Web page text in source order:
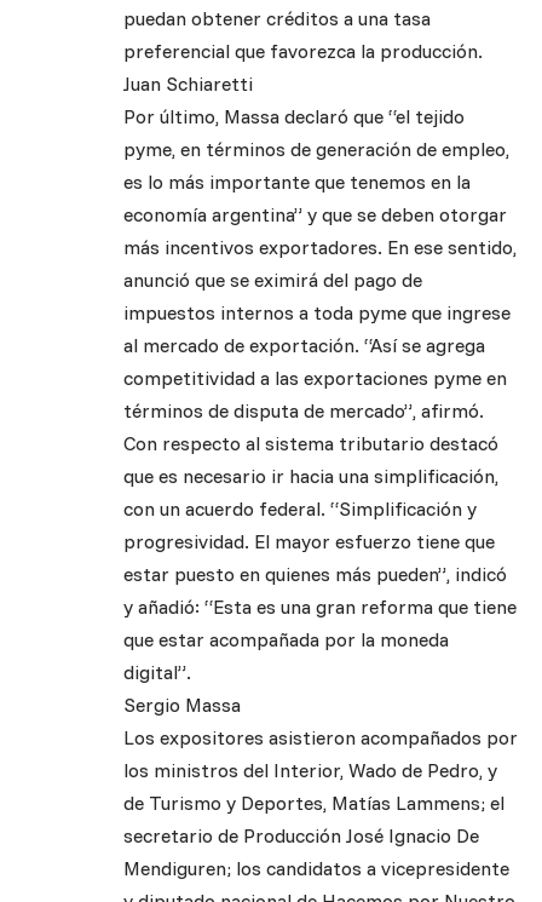
puedan obtener créditos a una tasa
preferencial que favorezca la producción.
Juan Schiaretti
Por último, Massa declaró que “el tejido
pyme, en términos de generación de empleo,
es lo más importante que tenemos en la
economía argentina” y que se deben otorgar
más incentivos exportadores. En ese sentido,
anunció que se eximirá del pago de
impuestos internos a toda pyme que ingrese
al mercado de exportación. “Así se agrega
competitividad a las exportaciones pyme en
términos de disputa de mercado”, afirmó.
Con respecto al sistema tributario destacó
que es necesario ir hacia una simplificación,
con un acuerdo federal. “Simplificación y
progresividad. El mayor esfuerzo tiene que
estar puesto en quienes más pueden”, indicó
y añadió: “Esta es una gran reforma que tiene
que estar acompañada por la moneda
digital”.
Sergio Massa
Los expositores asistieron acompañados por
los ministros del Interior, Wado de Pedro, y
de Turismo y Deportes, Matías Lammens; el
secretario de Producción José Ignacio De
Mendiguren; los candidatos a vicepresidente